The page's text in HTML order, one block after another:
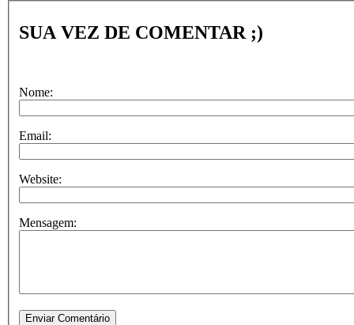
SUA VEZ DE COMENTAR ;)
Nome:
Email:
Website:
Mensagem: